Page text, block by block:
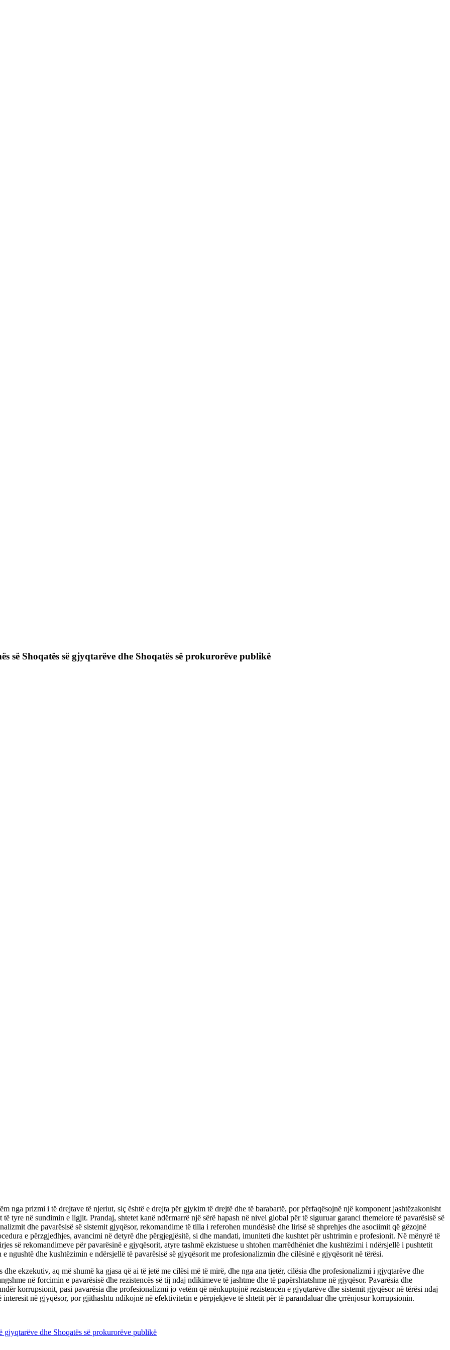
Shoqatës së gjyqtarëve dhe Shoqatës së prokurorëve publikë
nga prizmi i të drejtave të njeriut, siç është e drejta për gjykim të drejtë dhe të barabartë, por përfaqësojnë një komponent jashtëzakonisht
tyre në sundimin e ligjit. Prandaj, shtetet kanë ndërmarrë një sërë hapash në nivel global për të siguruar garanci themelore të pavarësisë së
dhe pavarësisë së sistemit gjyqësor, rekomandime të tilla i referohen mundësisë dhe lirisë së shprehjes dhe asociimit që gëzojnë
e përzgjedhjes, avancimi në detyrë dhe përgjegjësitë, si dhe mandati, imuniteti dhe kushtet për ushtrimin e profesionit. Në mënyrë të
së rekomandimeve për pavarësinë e gjyqësorit, atyre tashmë ekzistuese u shtohen marrëdhëniet dhe kushtëzimi i ndërsjellë i pushtetit
dhe kushtëzimin e ndërsjellë të pavarësisë së gjyqësorit me profesionalizmin dhe cilësinë e gjyqësorit në tërësi.
ekzekutiv, aq më shumë ka gjasa që ai të jetë me cilësi më të mirë, dhe nga ana tjetër, cilësia dhe profesionalizmi i gjyqtarëve dhe
në forcimin e pavarësisë dhe rezistencës së tij ndaj ndikimeve të jashtme dhe të papërshtatshme në gjyqësor. Pavarësia dhe
korrupsionit, pasi pavarësia dhe profesionalizmi jo vetëm që nënkuptojnë rezistencën e gjyqtarëve dhe sistemit gjyqësor në tërësi ndaj
në gjyqësor, por gjithashtu ndikojnë në efektivitetin e përpjekjeve të shtetit për të parandaluar dhe çrrënjosur korrupsionin.
dhe Shoqatës së prokurorëve publikë